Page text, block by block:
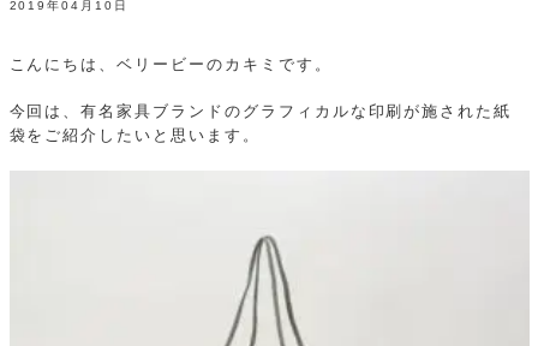
2019年04月10日
こんにちは、ベリービーのカキミです。
今回は、有名家具ブランドのグラフィカルな印刷が施された紙
袋をご紹介したいと思います。